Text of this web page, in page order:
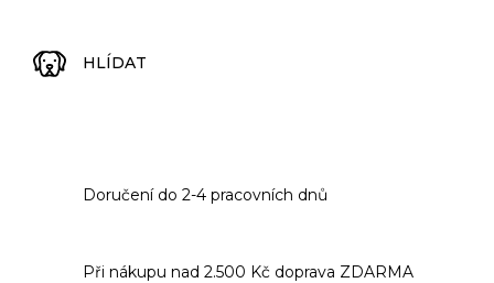
HLÍDAT
Doručení do 2-4 pracovních dnů
Při nákupu nad 2.500 Kč doprava ZDARMA